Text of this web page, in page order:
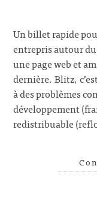
Un billet rapide
entrepris autour
une page web et
dernière. Blitz,
à des problèmes
développement
redistribuable